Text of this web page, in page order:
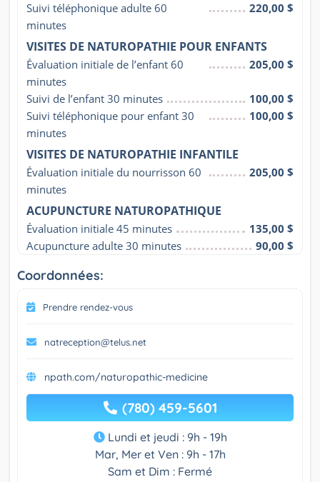
Suivi téléphonique adulte 60
minutes
220,00 $
VISITES DE NATUROPATHIE POUR ENFANTS
Évaluation initiale de l’enfant 60
minutes
205,00 $
Suivi de l’enfant 30 minutes
100,00 $
Suivi téléphonique pour enfant 30
minutes
100,00 $
VISITES DE NATUROPATHIE INFANTILE
Évaluation initiale du nourrisson 60
minutes
205,00 $
ACUPUNCTURE NATUROPATHIQUE
Évaluation initiale 45 minutes
135,00 $
Acupuncture adulte 30 minutes
90,00 $
Coordonnées:
Prendre rendez-vous
natreception@telus.net
npath.com/naturopathic-medicine
(780) 459-5601
Lundi et jeudi : 9h - 19h
Mar, Mer et Ven : 9h - 17h
Sam et Dim : Fermé